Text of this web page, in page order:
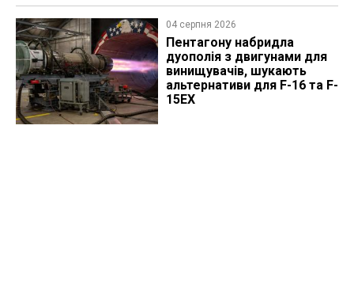
04 серпня 2026
Пентагону набридла
дуополія з двигунами для
винищувачів, шукають
альтернативи для F-16 та F-
15EX